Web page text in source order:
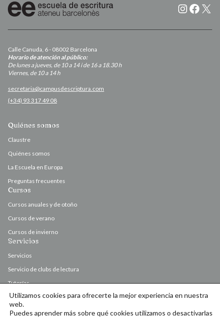
X
Calle Canuda, 6 - 08002 Barcelona
Horario de atención al público:
De lunes a jueves, de 10 a 14 i de 16 a 18.30 h
Viernes, de 10 a 14 h
secretaria@campusdescriptura.com
(+34) 93 317 49 08
Quiénes somos
Claustre
Quiénes somos
La Escuela en Europa
Preguntas frecuentes
Cursos
Cursos anuales y de otoño
Cursos de verano
Cursos de invierno
Servicios
Servicios
Servicio de clubs de lectura
Tutorías
Valoración y corrección de originales
Utilizamos cookies para ofrecerte la mejor experiencia en nuestra
web.
Puedes aprender más sobre qué cookies utilizamos o desactivarlas